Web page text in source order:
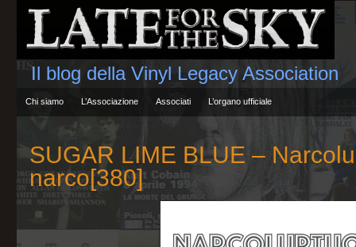
Il blog della Vinyl Legacy Association
Chi siamo L’Associazione Associati L’organo ufficiale
SUGAR LIME BLUE –
narco[380]